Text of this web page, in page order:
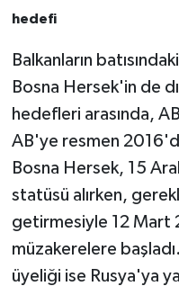
hedefi
Balkanların
Bosna Hersek'in de
hedefleri arasında,
AB'ye resmen
Bosna Hersek, 15
statüsü alırken,
getirmesiyle 12 Mart
müzakerelere
üyeliği ise Rusya'ya